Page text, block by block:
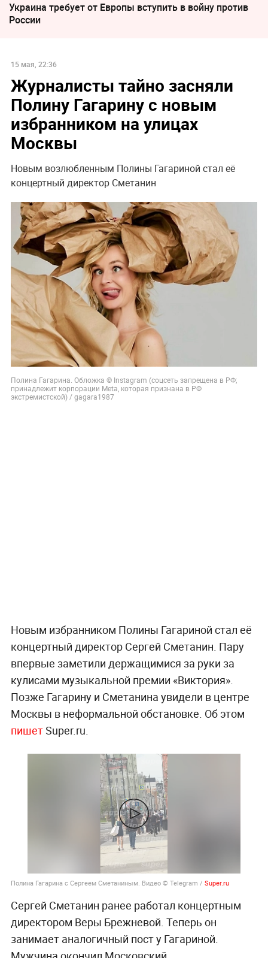
Украина требует от Европы вступить в войну против
России
15 мая, 22:36
Журналисты тайно засняли
Полину Гагарину с новым
избранником на улицах
Москвы
Новым возлюбленным Полины Гагариной стал её
концертный директор Сметанин
Полина Гагарина. Обложка © Instagram (соцсеть запрещена в РФ;
принадлежит корпорации Meta, которая признана в РФ
экстремистской) / gagara1987
Новым избранником Полины Гагариной стал её
концертный директор Сергей Сметанин. Пару
впервые заметили держащимися за руки за
кулисами музыкальной премии «Виктория».
Позже Гагарину и Сметанина увидели в центре
Москвы в неформальной обстановке. Об этом
пишетSuper.ru.
Полина Гагарина с Сергеем Сметаниным. Видео © Telegram / Super.ru
Сергей Сметанин ранее работал концертным
директором Веры Брежневой. Теперь он
занимает аналогичный пост у Гагариной.